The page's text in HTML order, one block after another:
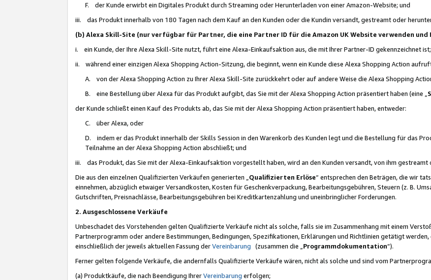
F. der Kunde erwirbt ein Digitales Produkt durch Streaming oder Herunterladen von einer Amazon-Website; und
iii. das Produkt innerhalb von 180 Tagen nach dem Kauf an den Kunden oder die Kundin versandt, gestreamt oder
(b) Alexa Skill-Site (nur verfügbar für Partner, die eine Partner ID für die Amazon UK Website verwenden
i. ein Kunde, der Ihre Alexa Skill-Site nutzt, führt eine Alexa-Einkaufsaktion aus, die mit Ihrer Partner-ID gekennzeichnet
ii. während einer einzigen Alexa Shopping Action-Sitzung, die beginnt, wenn ein Kunde diese Alexa Shopping Action
A. von der Alexa Shopping Action zu Ihrer Alexa Skill-Site zurückkehrt oder auf andere Weise die Alexa Shopping
B. eine Bestellung über Alexa für das Produkt aufgibt, das Sie mit der Alexa Shopping Action präsentiert haben (eine „
der Kunde schließt einen Kauf des Produkts ab, das Sie mit der Alexa Shopping Action präsentiert haben, entweder:
C. über Alexa, oder
D. indem er das Produkt innerhalb der Skills Session in den Warenkorb des Kunden legt und die Bestellung für das
Teilnahme an der Alexa Shopping Action abschließt; und
iii. das Produkt, das Sie mit der Alexa-Einkaufsaktion vorgestellt haben, wird an den Kunden versandt, von ihm
Die aus den einzelnen Qualifizierten Verkäufen generierten „ Qualifizierten Erlöse“ entsprechen den Beträgen, die wir
einnehmen, abzüglich etwaiger Versandkosten, Kosten für Geschenkverpackung, Bearbeitungsgebühren, Steuern (z. B.
Gutschriften, Preisnachlässe, Bearbeitungsgebühren bei Kreditkartenzahlung und uneinbringlicher Forderungen.
2. Ausgeschlossene Verkäufe
Unbeschadet des Vorstehenden gelten Qualifizierte Verkäufe nicht als solche, falls sie im Zusammenhang mit einem
Partnerprogramm oder andere Bestimmungen, Bedingungen, Spezifikationen, Erklärungen und Richtlinien getätigt
einschließlich der jeweils aktuellen Fassung derVereinbarung (zusammen die „ Programmdokumentation“).
Ferner gelten folgende Verkäufe, die andernfalls Qualifizierte Verkäufe wären, nicht als solche und sind vom
(a) Produktkäufe, die nach Beendigung IhrerVereinbarung erfolgen;